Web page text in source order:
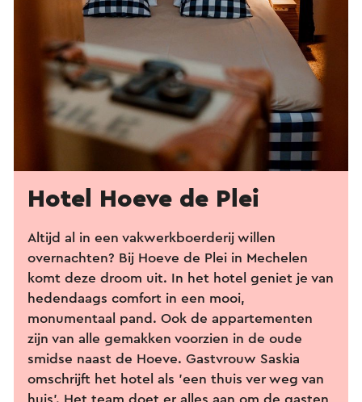
Hotel Hoeve de Plei
Altijd al in een vakwerkboerderij willen
overnachten? Bij Hoeve de Plei in Mechelen
komt deze droom uit. In het hotel geniet je van
hedendaags comfort in een mooi,
monumentaal pand. Ook de appartementen
zijn van alle gemakken voorzien in de oude
smidse naast de Hoeve. Gastvrouw Saskia
omschrijft het hotel als 'een thuis ver weg van
huis'. Het team doet er alles aan om de gasten